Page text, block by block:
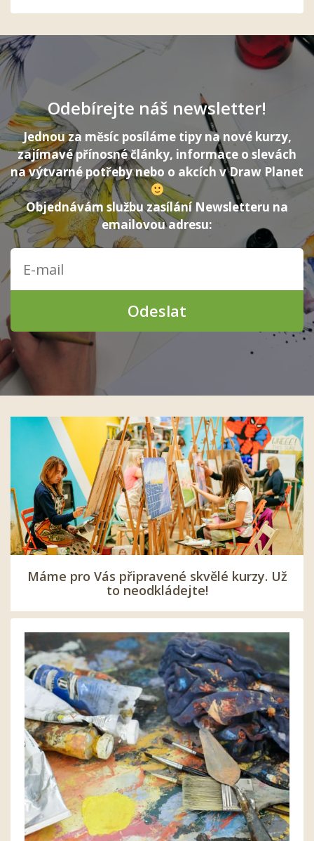
Odebírejte náš newsletter!
Jednou za měsíc posíláme tipy na nové kurzy,
zajímavé přínosné články, informace o slevách
na výtvarné potřeby nebo o akcích v Draw Planet
Objednávám službu zasílání Newsletteru na
emailovou adresu:
Odeslat
Máme pro Vás připravené skvělé kurzy. Už
to neodkládejte!